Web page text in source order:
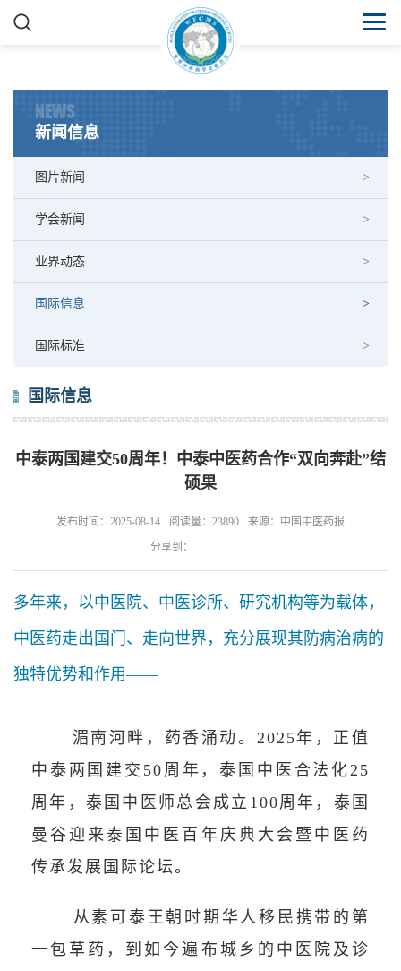
NEWS
新闻信息
图片新闻
学会新闻
业界动态
国际信息
国际标准
国际信息
中泰两国建交50周年！中泰中医药合作“双向奔赴”结
硕果
发布时间：2025-08-14 阅读量：23890
来源：中国中医药报
分享到：
多年来，以中医院、中医诊所、研究机构等为载体，
中医药走出国门、走向世界，充分展现其防病治病的
独特优势和作用——
湄南河畔，药香涌动。2025年，正值
中泰两国建交50周年，泰国中医合法化25
周年，泰国中医师总会成立100周年，泰国
曼谷迎来泰国中医百年庆典大会暨中医药
传承发展国际论坛。
从素可泰王朝时期华人移民携带的第
一包草药，到如今遍布城乡的中医院及诊